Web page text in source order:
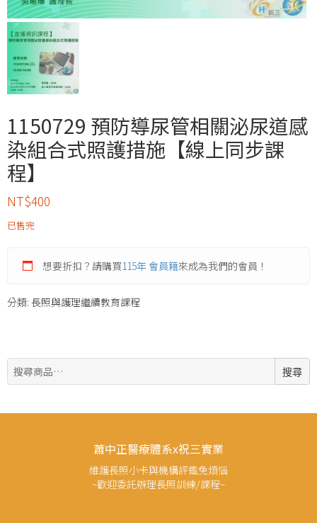
1150729 預防導尿管相關泌尿道感
染組合式照護措施【線上同步課
程】
NT$400
已售完
想要折扣？請購買115年 會員籍來成為我們的會員！
分類: 長照與護理繼續教育課程
搜
尋:
搜尋
蕭中正醫療體系x祝三實業
維護長照小卡與機構評鑑免煩惱
~歡迎委託辦理長照訓練/課程~